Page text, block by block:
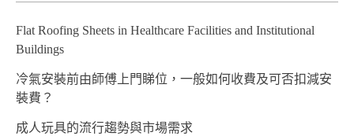
Flat Roofing Sheets in Healthcare Facilities and Institutional
Buildings
冷氣安裝前由師傅上門睇位，一般如何收費及可否扣減安
裝費？
成人玩具的流行趨勢與市場需求